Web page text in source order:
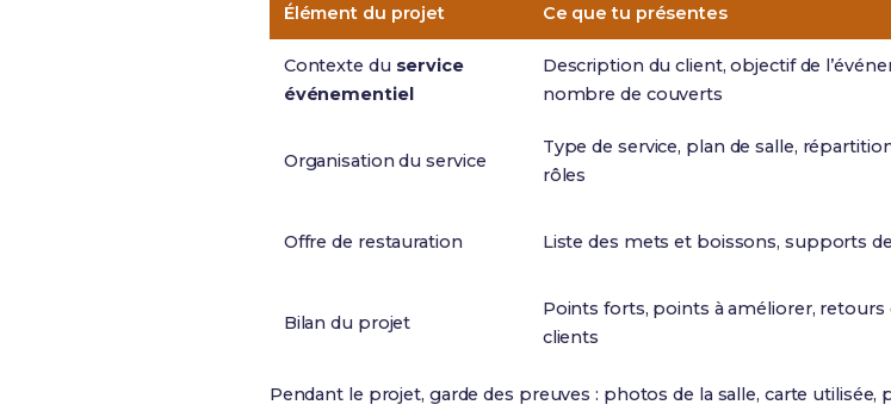
Élément du projet Ce que tu présentes
Contexte du service
événementiel
Description du client, objectif de
nombre de couverts
Organisation du service
Type de service, plan de salle,
rôles
Offre de restauration Liste des mets et boissons, supports
Bilan du projet
Points forts, points à améliorer, retours
clients
Pendant le projet, garde des preuves : photos de la salle, carte